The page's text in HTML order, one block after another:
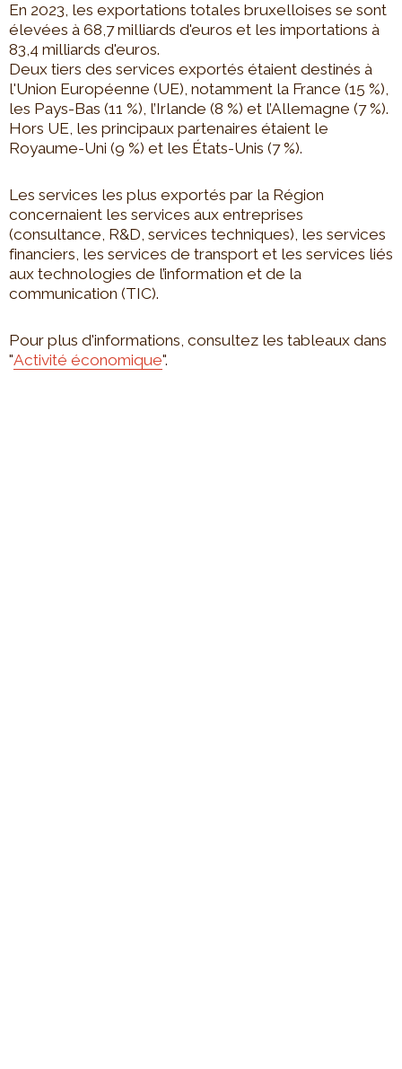
En 2023, les exportations totales bruxelloises se sont
élevées à 68,7 milliards d'euros et les importations à
83,4 milliards d'euros.
Deux tiers des services exportés étaient destinés à
l'Union Européenne (UE), notamment la France (15 %),
les Pays-Bas (11 %), l’Irlande (8 %) et l’Allemagne (7 %).
Hors UE, les principaux partenaires étaient le
Royaume-Uni (9 %) et les États-Unis (7 %).
Les services les plus exportés par la Région
concernaient les services aux entreprises
(consultance, R&D, services techniques), les services
financiers, les services de transport et les services liés
aux technologies de l’information et de la
communication (TIC).
Pour plus d'informations, consultez les tableaux dans
"Activité économique".